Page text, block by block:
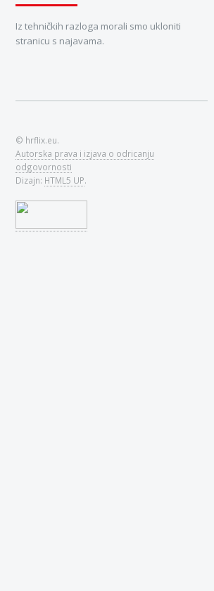
Iz tehničkih razloga morali smo ukloniti
stranicu s najavama.
© hrflix.eu.
Autorska prava i izjava o odricanju
odgovornosti
Dizajn: HTML5 UP.